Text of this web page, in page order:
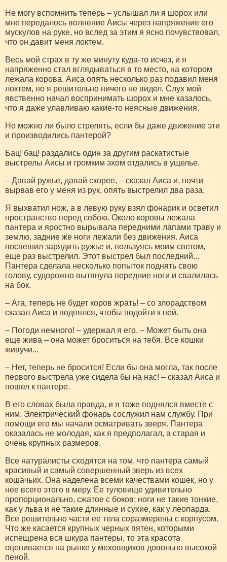
Не могу вспомнить теперь – услышал ли я шорох или
мне передалось волнение Аисы через напряжение его
мускулов на руке, но вслед за этим я ясно почувствовал,
что он давит меня локтем.
Весь мой страх в ту же минуту куда-то исчез, и я
напряженно стал вглядываться в то место, на котором
лежала корова. Аиса опять несколько раз подавил меня
локтем, но я решительно ничего не видел. Слух мой
явственно начал воспринимать шорох и мне казалось,
что я даже улавливаю какие-то неясные движения.
Но можно ли было стрелять, если бы даже движение эти
и производились пантерой?
Бац! бац! раздались один за другим раскатистые
выстрелы Аисы и громким эхом отдались в ущелье.
– Давай ружье, давай скорее, – сказал Аиса и, почти
вырвав его у меня из рук, опять выстрелил два раза.
Я выхватил нож, а в левую руку взял фонарик и осветил
пространство перед собою. Около коровы лежала
пантера и яростно вырывала передними лапами траву и
землю, задние же ноги лежали без движения. Аиса
поспешил зарядить ружье и, пользуясь моим светом,
еще раз выстрелил. Этот выстрел был последний...
Пантера сделала несколько попыток поднять свою
голову, судорожно вытянула передние ноги и свалилась
на бок.
– Ага, теперь не будет коров жрать! – со злорадством
сказал Аиса и поднялся, чтобы подойти к ней.
– Погоди немного! – удержал я его. – Может быть она
еще жива – она может броситься на тебя. Все кошки
живучи...
– Нет, теперь не бросится! Если бы она могла, так после
первого выстрела уже сидела бы на нас! – сказал Аиса и
пошел к пантере.
В его словах была правда, и я тоже поднялся вместе с
ним. Электрический фонарь сослужил нам службу. При
помощи его мы начали осматривать зверя. Пантера
оказалась не молодая, как я предполагал, а старая и
очень крупных размеров.
Все натуралисты сходятся на том, что пантера самый
красивый и самый совершенный зверь из всех
кошачьих. Она наделена всеми качествами кошек, но у
нее всего этого в меру. Ее туловище удивительно
пропорционально, сжатое с боков; ноги не такие тонкие,
как у льва и не такие длинные и сухие, как у леопарда.
Все решительно части ее тела соразмерены с корпусом.
Что же касается крупных черных пятен, которыми
испещрена вся шкура пантеры, то эта красота
оценивается на рынке у меховщиков довольно высокой
пеной.